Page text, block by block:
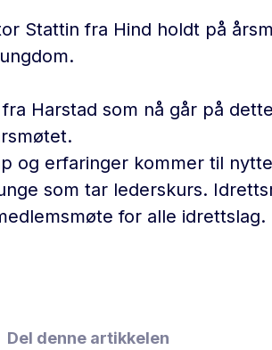
Stattin fra Hind holdt på
Harstad som nå går på
og erfaringer kommer til
som tar lederskurs.
for alle idrettslag.
Del denne artikkelen